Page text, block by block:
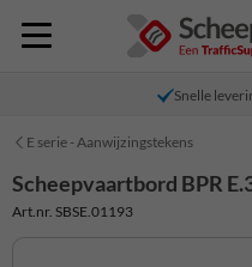
Snelle
E serie - Aanwijzingstekens
Scheepvaartbord BPR
Art.nr. SBSE.01193